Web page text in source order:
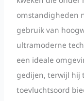
omstandigheden
gebruik van
ultramoderne
een ideale
gedijen, terwijl hij
toevluchtsoord